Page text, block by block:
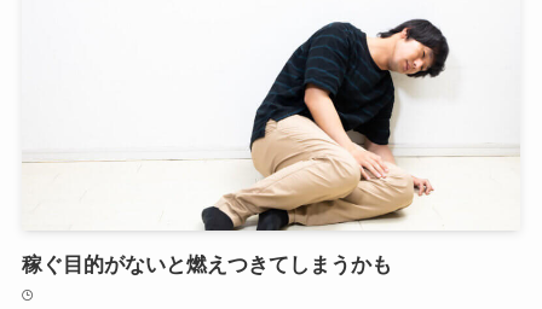
稼ぐ目的がないと燃えつきてしまうかも